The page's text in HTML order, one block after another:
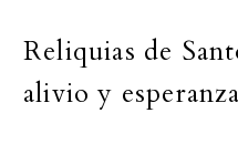
Reliquias de
alivio y